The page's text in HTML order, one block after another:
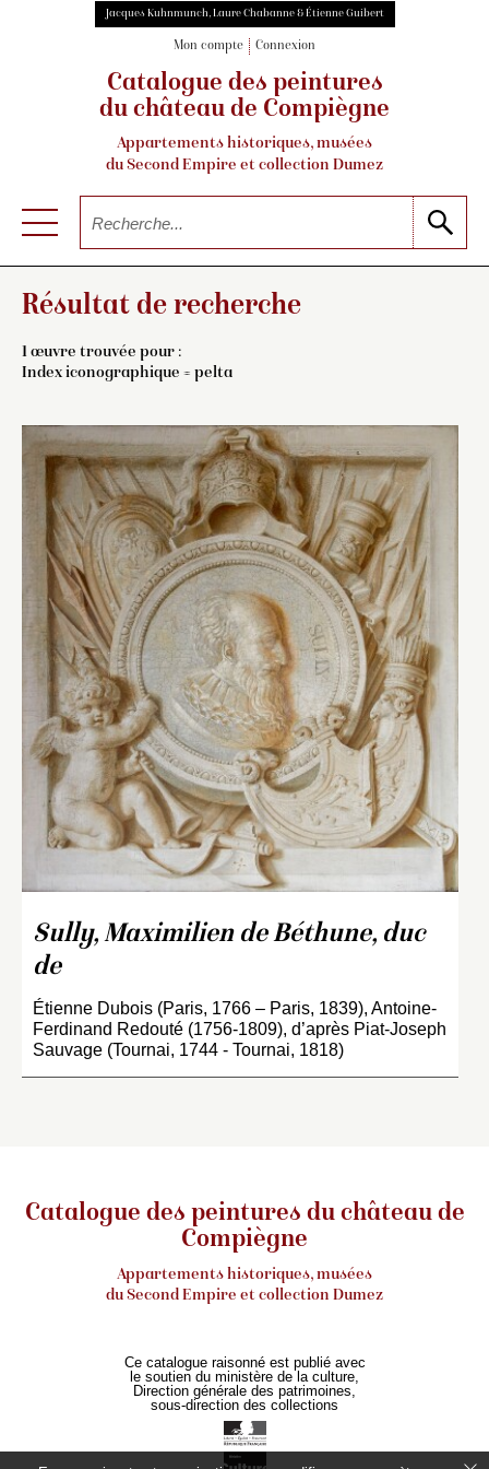
Jacques Kuhnmunch, Laure Chabanne & Étienne Guibert
Mon compte Connexion
Catalogue des peintures
du château de Compiègne
Appartements historiques, musées
du Second Empire et collection Dumez
Résultat de recherche
1 œuvre trouvée pour :
Index iconographique = pelta
Sully, Maximilien de Béthune, duc
de
Étienne Dubois (Paris, 1766 – Paris, 1839), Antoine-
Ferdinand Redouté (1756-1809), d’après Piat-Joseph
Sauvage (Tournai, 1744 - Tournai, 1818)
Catalogue des peintures du château de
Compiègne
Appartements historiques, musées
du Second Empire et collection Dumez
Ce catalogue raisonné est publié avec
le soutien du ministère de la culture,
Direction générale des patrimoines,
sous-direction des collections